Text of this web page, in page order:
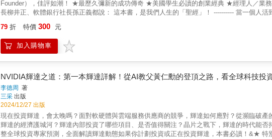
在冷酷無情的市場壓力下續存並茁壯成長。 【第一本書，說透輝達的商業課題與精彩故事】
出最完整、最深入的故事，藉著上百次的專訪，包括黃仁勳及兩位創辦人、兩位最初的創投基
如何三十年來一本初衷，不斷創造新市場，超越競爭對手，包括原本的半導體巨頭英特爾，已
都能心領神會。 ◎本書特色 1.全球第一本輝達傳：它如何引領AI旋風？ 輝達是AI時代最成功
跡、成長乃至紅遍全球的一本書。包括黃仁勳的創業歷程、憑藉超前眼光及精湛技術，從電腦
輝達者必讀。 2.黃仁勳&mdash;&mdash;當代最創新、最成功的執行長，他怎麼打造、管理
的執行長，他打破了「創新的兩難」魔咒（即市場領導者被更小、更靈活公司取代的問題）
訊息），擘劃CUDA生態圈（所有開發人員聚集的平台），改寫／更新這個時代的管理典範。
角的「晶片戰爭」！黃仁勳怎麼合縱連橫？科技業者必讀 作者不僅縱向爬梳輝達的成長，也
技等的競爭，與微軟、蘋果、台積電的合作&hellip;&hellip;整體回顧30年科技發展，科技相關
&mdash;&mdash;媲美打電玩的閱讀體驗 作者精湛的文筆帶讀者如親臨現場，以黃仁勳為核
的商戰，智取敵人的謀略，無比熱血的故事，還有永不停歇的闖關，看這本書彷彿打電玩！
出「黃仁勳管理哲學」，精選25則自我激勵、管理團隊、經營公司的原則。對每個讀者、創業者、經營者都
瑟／《致富心態》作者 克里斯．米勒／《晶片戰爭》作者 馬修．柏爾／《元宇宙》作者 「本書深刻剖析『輝達崛起』這個當代最精彩非凡的企業
Founder），佳評如潮！ ★最歷久彌新的成功傳奇 ★美國學生必讀的創業經典 ★經理人／業務員／創業家 懷抱夢想的你 必讀好書！ UNIQLO社
長柳井正、軟體銀行社長孫正義都說： 這本書，是我們人生的「聖經」！ ---------- 當一個人活到52歲，人生還有機會嗎？ 你最好相信有。 把麥當
時，在洛杉磯東部看到麥當勞兄弟所經營的速食漢堡店，驚為天人，進而把這家店以連鎖加盟店的形式擴展到全世
生、創業的起點，以及身為一位創業者所面臨的點點滴滴，包括創業初期的種種困難、合約的
爭者兵臨城下的因應之道，以及暢銷商品的發想法（麥香魚、大麥克、蘋果派）等。 本書是麥當勞創業者雷‧克洛克（Ray Kroc）的親筆自傳，藉
名言： 想了解對手的營運狀況，只要瞧他們的垃圾桶就好。 我無法阻止對手模仿我的風格、偷走我的計畫，但是他們偷不走我腦子裡的想法。因
此，我總是能領先他們一哩半。 青澀是成長的動力，成熟是衰敗的開始。 如果人生是個漢堡，工作就是中間的漢堡肉。對我來說，工作就是玩
樂。 若是真心想提供優質的服務給加盟主，就會記住他們地下室的格局、周圍巷弄的通行狀況等等，或許可因此建議他們更好的貯貨方式。 若要
有所成就，必定得冒著失敗的風險；過程如果缺乏風險，成就也就不值得自豪，當然也不會快
79 折 特價 300 元
加入購物車
NVIDIA輝達之道：第一本輝達詳解！從AI教父黃仁勳的登頂之路，看全球科技投
李德周 著
三采 出版
2024/12/27 出版
現在投資輝達，會太晚嗎？面對軟硬體與雲端服務供應商的競爭，輝達如何應對？從瀕臨破
輝達的經濟護城河？輝達內部投資了哪些項目、是否值得關注？晶片之戰下，輝達的時代能
整全球投資專家預測，全面解讀輝達動態如果你計劃投資或正在投資輝達，本書必讀！&★